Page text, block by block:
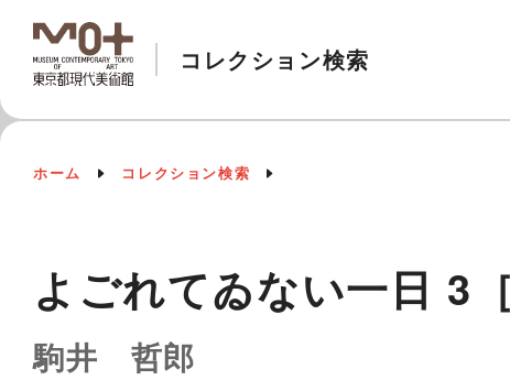
コレクション検索
ホーム コレクション検索
よごれてゐない一日 3
駒井 哲郎